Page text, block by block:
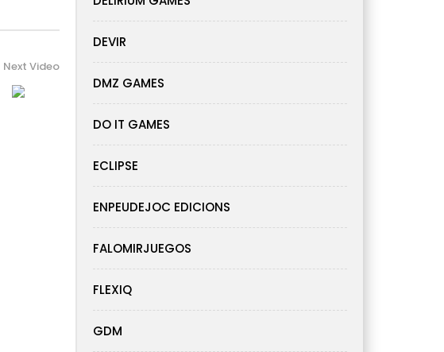
Next Video
DEVIR
DMZ GAMES
DO IT GAMES
ECLIPSE
ENPEUDEJOC EDICIONS
FALOMIRJUEGOS
FLEXIQ
GDM